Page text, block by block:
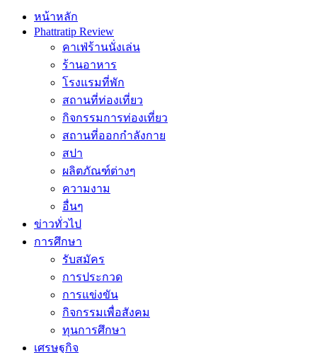
หน้าหลัก
Phattratip Review
คาเฟ่ร้านนั่งเล่น
ร้านอาหาร
โรงแรมที่พัก
สถานที่ท่องเที่ยว
กิจกรรมการท่องเที่ยว
สถานที่ออกกำลังกาย
สปา
ผลิตภัณฑ์ต่างๆ
ความงาม
อื่นๆ
ข่าวทั่วไป
การศึกษา
รับสมัคร
การประกวด
การแข่งขัน
กิจกรรมเพื่อสังคม
ทุนการศึกษา
เศรษฐกิจ